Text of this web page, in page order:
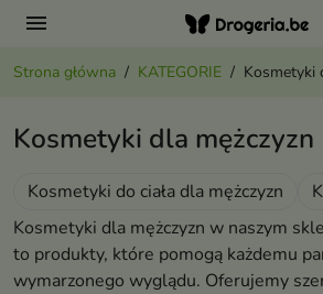
menu
Strona główna KATEGORIE Kosmetyki
Kosmetyki dla mężczyzn
Kosmetyki do ciała dla mężczyzn
Kosmetyki dla mężczyzn w naszym
to produkty, które pomogą każdemu
wymarzonego wyglądu. Oferujemy